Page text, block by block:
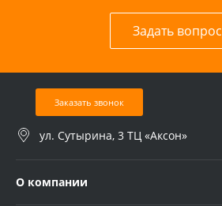
Задать вопрос
Заказать звонок
ул. Сутырина, 3 ТЦ «Аксон»
О компании